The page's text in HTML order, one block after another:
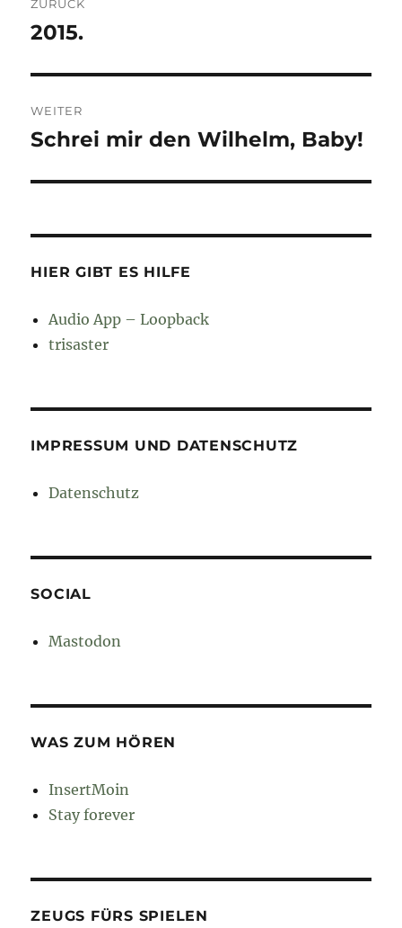
ZURÜCK
Vorheriger
2015.
WEITER
Nächster
Schrei mir den Wilhelm, Baby!
HIER GIBT ES HILFE
Audio App – Loopback
trisaster
IMPRESSUM UND DATENSCHUTZ
Datenschutz
SOCIAL
Mastodon
WAS ZUM HÖREN
InsertMoin
Stay forever
ZEUGS FÜRS SPIELEN